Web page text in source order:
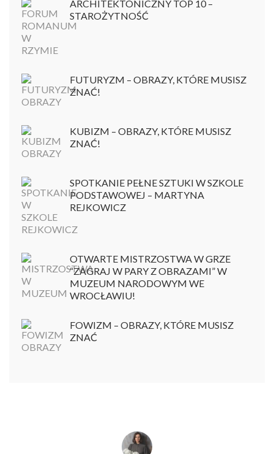
ARCHITEKTONICZNY TOP 10 –
STAROŻYTNOŚĆ
FUTURYZM – OBRAZY, KTÓRE MUSISZ
ZNAĆ!
KUBIZM – OBRAZY, KTÓRE MUSISZ
ZNAĆ!
SPOTKANIE PEŁNE SZTUKI W SZKOLE
PODSTAWOWEJ – MARTYNA
REJKOWICZ
OTWARTE MISTRZOSTWA W GRZE
“ZAGRAJ W PARY Z OBRAZAMI” W
MUZEUM NARODOWYM WE
WROCŁAWIU!
FOWIZM – OBRAZY, KTÓRE MUSISZ
ZNAĆ